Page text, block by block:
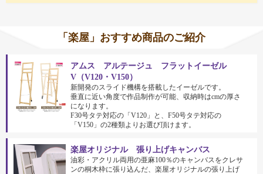
「楽屋」おすすめ商品のご紹介
アムス アルテージュ フラットイーゼル
V（V120・V150）
新開発のスライド機構を搭載したイーゼルです。
垂直に近い角度で作品制作が可能、収納時はcmの厚さ
になります。
F30号タテ対応の「V120」と、F50号タテ対応の
「V150」の2種類よりお選び頂けます。
楽屋オリジナル 張り上げキャンバス
油彩・アクリル両用の亜麻100％のキャンバスをクレサ
ンの桐木枠に張り込んだ、楽屋オリジナルの張り上げ